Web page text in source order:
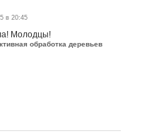
в 20:45
Молодцы!
обработка деревьев